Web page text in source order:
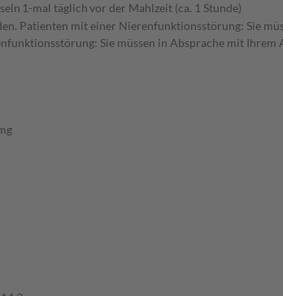
1-mal täglichvor der Mahlzeit (ca. 1 Stunde)
Patienten mit einer Nierenfunktionsstörung: Sie
Sie müssen in Absprache mit